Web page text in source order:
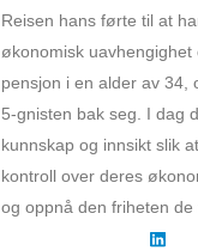
Reisen hans førte til at
økonomisk uavhengighet
pensjon i en alder av 34,
5-gnisten bak seg. I dag
kunnskap og innsikt slik
kontroll over deres
og oppnå den friheten de